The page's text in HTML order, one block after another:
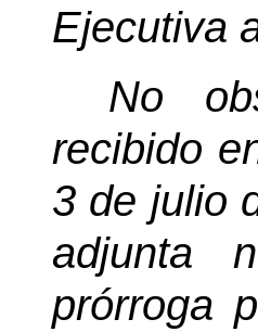
Ejecutiva
No
recibido
3 de julio
adjunta
prórroga